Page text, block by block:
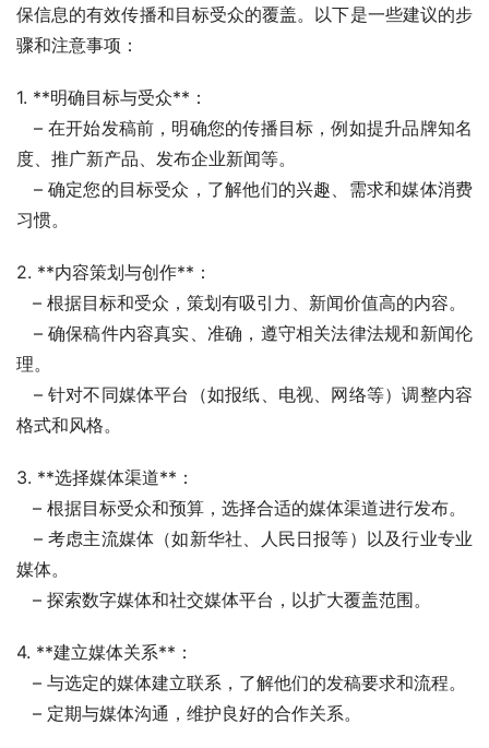
保信息的有效传播和目标受众的覆盖。以下是一些建议的步
骤和注意事项：
1. **明确目标与受众**：
度、推广新产品、发布企业新闻等。
习惯。
2. **内容策划与创作**：
   – 根据目标和受众，策划有吸引力、新闻价值高的内容。
理。
格式和风格。
3. **选择媒体渠道**：
   – 根据目标受众和预算，选择合适的媒体渠道进行发布。
媒体。
   – 探索数字媒体和社交媒体平台，以扩大覆盖范围。
4. **建立媒体关系**：
   – 与选定的媒体建立联系，了解他们的发稿要求和流程。
   – 定期与媒体沟通，维护良好的合作关系。